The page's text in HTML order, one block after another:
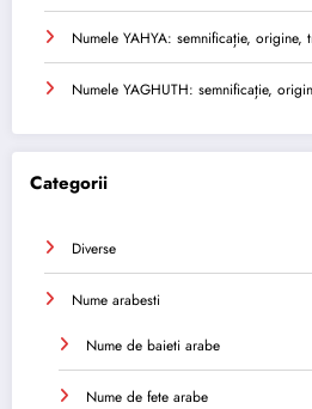
Numele YAHYA: semnificație, origine,
Numele YAGHUTH: semnificație,
Categorii
Diverse
Nume arabesti
Nume de baieti arabe
Nume de fete arabe